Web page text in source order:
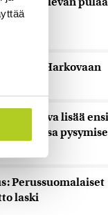
joita
Harkovaan
leikattava lisää ensi
Perussuomalaiset
laski